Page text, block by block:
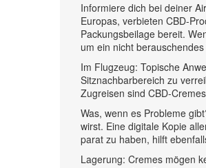
Informiere dich bei deiner
Europas, verbieten CBD-
Packungsbeilage bereit.
um ein nicht
Im Flugzeug: Topische
Sitznachbarbereich zu
Zugreisen sind CBD-
Was, wenn es Probleme
wirst. Eine digitale Kopie
parat zu haben, hilft
Lagerung: Cremes mögen